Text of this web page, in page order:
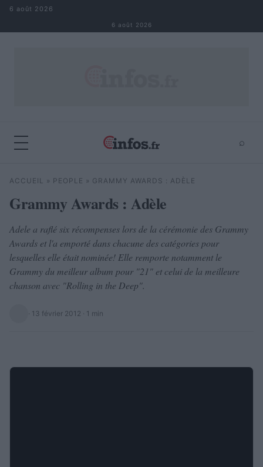
Aller au contenu
6 août 2026
6 août 2026
⌕
Rechercher
ACCUEIL » PEOPLE » GRAMMY AWARDS : ADÈLE
Grammy Awards : Adèle
Adele a raflé six récompenses lors de la cérémonie des Grammy
Awards et l'a emporté dans chacune des catégories pour
lesquelles elle était nominée! Elle remporte notamment le
Grammy du meilleur album pour "21" et celui de la meilleure
chanson avec "Rolling in the Deep".
· 13 février 2012 · 1 min